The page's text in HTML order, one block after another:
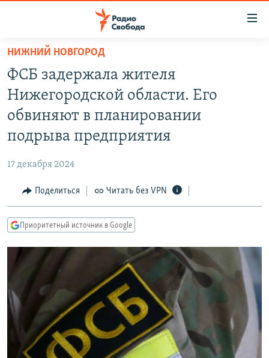
упрощенного
доступа
Вернуться
основному
содержанию
Вернутся
навигации
Вернутся
ПОДКАСТЫ
АВТОРСКИЕ ПРОЕКТЫ
КУЛЬТУРА
IDEL.РЕАЛИИ
КАВКАЗ.РЕАЛИИ
СИБИРЬ.РЕАЛИИ
РАСПИСАНИЕ ВЕЩАНИЯ
ПОДПИШИТЕСЬ НА РАССЫЛКУ
СОЦИАЛЬНЫЕ СЕТИ
НИЖНИЙ НОВГОРОД
ФСБ задержала жителя
Нижегородской области. Его
обвиняют в планировании
подрыва предприятия
17 декабря 2024
Поделиться Читать без VPN
Приоритетный источник в Google